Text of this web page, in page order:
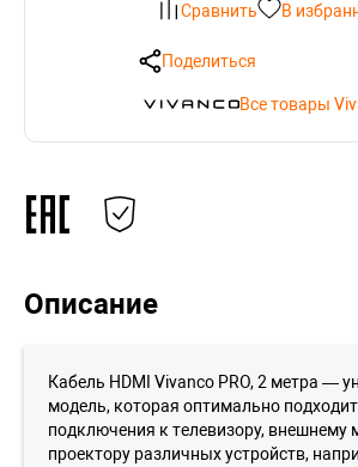
Сравнить В
Поделиться
Все товары
Описание
Кабель HDMI Vivanco PRO, 2 метра —
модель, которая оптимально
подключения к телевизору, внешнему
проектору различных устройств,